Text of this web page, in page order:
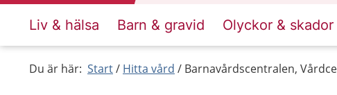
Liv & hälsa Barn & gravid Olyckor & skador
Du är här: Start Hitta vård Barnavårdscentralen,